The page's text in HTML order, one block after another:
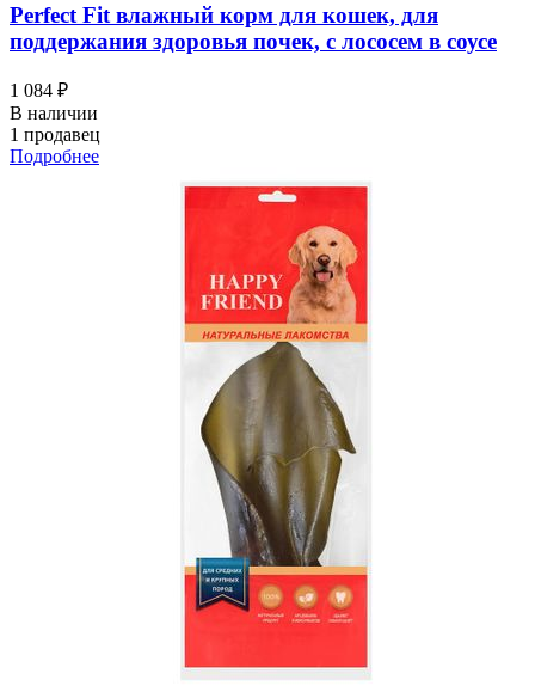
Perfect Fit влажный корм для кошек, для
поддержания здоровья почек, с лососем в соусе
1 084 ₽
В наличии
1 продавец
Подробнее